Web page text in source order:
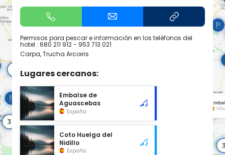
Permisos para pescar e información en los teléfonos del
hotel : 680 211 912 - 953 713 021
Carpa, Trucha Arcoiris
Lugares cercanos:
Embalse de
Aguascebas
España
Coto Huelga del
Nidillo
España